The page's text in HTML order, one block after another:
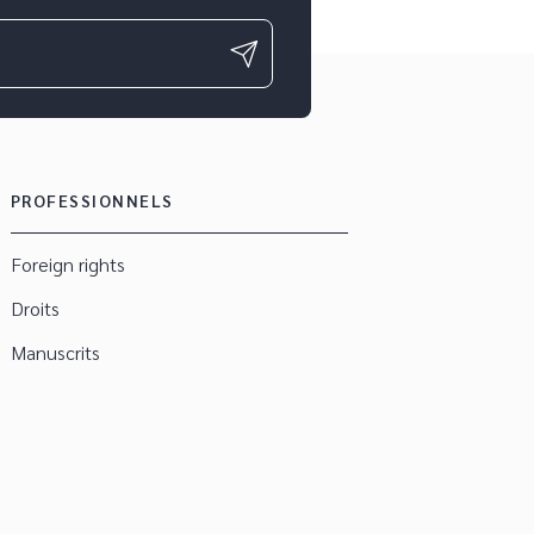
PROFESSIONNELS
Foreign rights
Droits
Manuscrits